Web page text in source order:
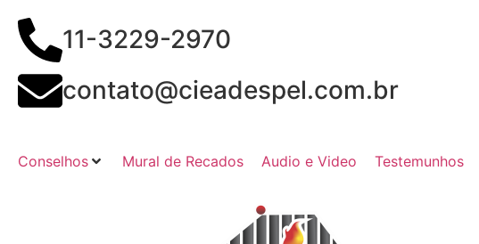
11-3229-2970
contato@cieadespel.com.br
Conselhos Mural de Recados Audio e Video Testemunhos